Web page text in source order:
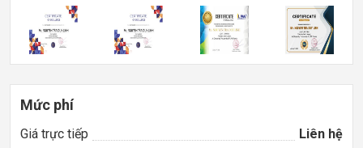
Mức phí
Giá trực tiếp Liên hệ